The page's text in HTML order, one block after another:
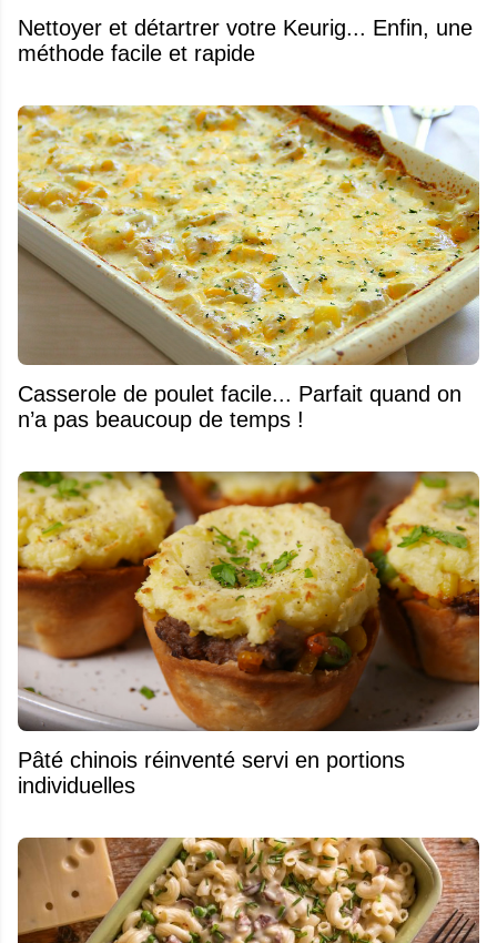
Nettoyer et détartrer votre Keurig... Enfin, une
méthode facile et rapide
Casserole de poulet facile... Parfait quand on
n’a pas beaucoup de temps !
Pâté chinois réinventé servi en portions
individuelles